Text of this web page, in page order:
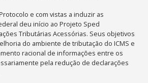
e com vistas a induzir as
deu início ao Projeto Sped
Tributárias Acessórias. Seus objetivos
do ambiente de tributação do ICMS e
racional de informações entre os
pela redução de declarações